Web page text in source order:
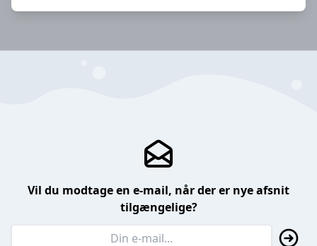
Vil du modtage en e-mail, når der er nye afsnit
tilgængelige?